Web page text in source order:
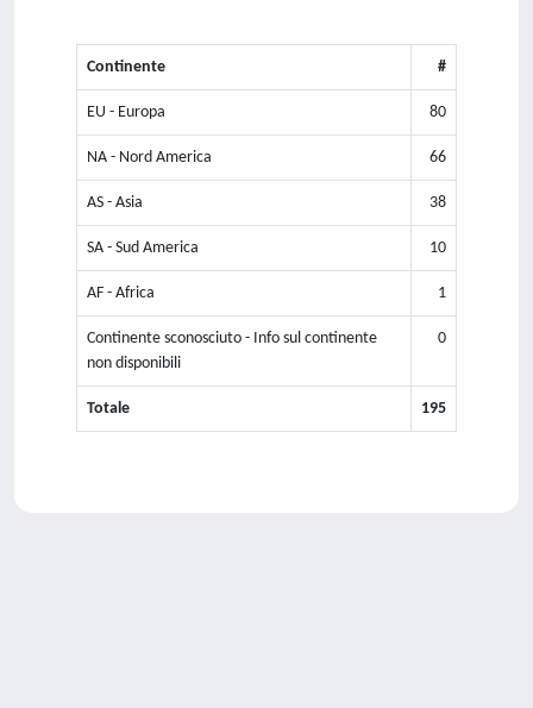
Continente #
EU - Europa 80
NA - Nord America 66
AS - Asia 38
SA - Sud America 10
AF - Africa 1
Continente sconosciuto - Info sul continente
non disponibili
0
Totale 195